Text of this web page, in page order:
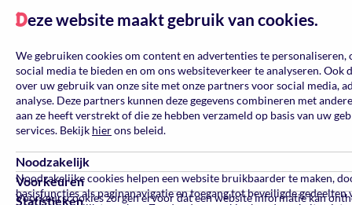
Reset
Kleur
Deze website maakt gebruik van cookies.
We gebruiken cookies om content en advertenties te
social media te bieden en om ons websiteverkeer te analyseren. Ook
over uw gebruik van onze site met onze partners voor social media,
analyse. Deze partners kunnen deze gegevens combineren met
aan ze heeft verstrekt of die ze hebben verzameld op basis van uw
services. Bekijk hierons beleid.
Noodzakelijk
Noodzakelijke cookies helpen een website bruikbaarder te maken,
basisfuncties als paginanavigatie en toegang tot beveiligde gedeelten
Voorkeuren
Voorkeurscookies zorgen ervoor dat een website informatie kan
Statistieken